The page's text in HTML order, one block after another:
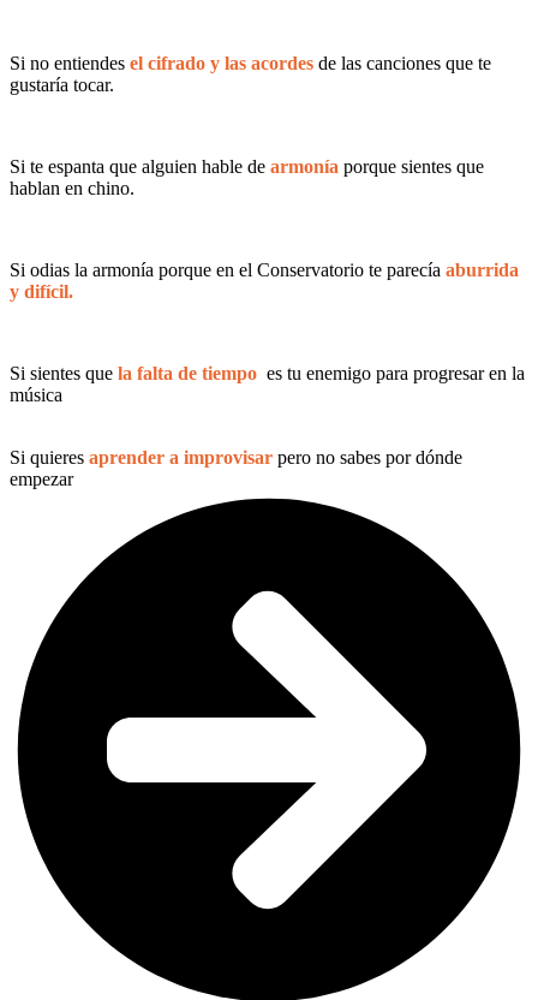
Si no entiendes el cifrado y las acordes de las canciones que te
gustaría tocar.
Si te espanta que alguien hable de armonía porque sientes que
hablan en chino.
Si odias la armonía porque en el Conservatorio te parecía aburrida
y difícil.
Si sientes que la falta de tiempo es tu enemigo para progresar en la
música
Si quieres aprender a improvisar pero no sabes por dónde
empezar